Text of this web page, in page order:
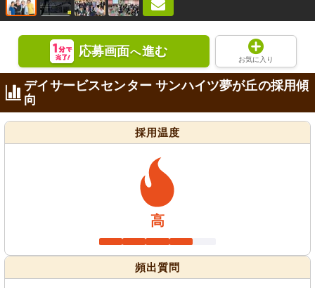
応募画面へ進む
お気に入り
デイサービスセンター サンハイツ夢が丘の採用傾
向
採用温度
高
頻出質問